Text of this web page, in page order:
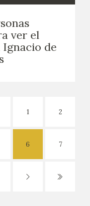
ver el
Ignacio de
1 2
6 7